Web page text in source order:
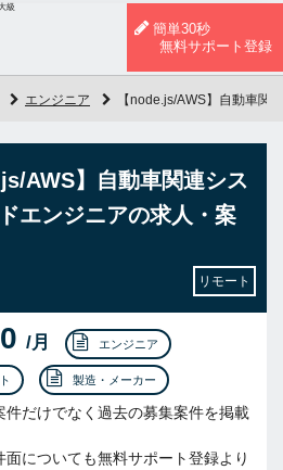
級
簡単30秒
無料サポート登録
エンジニア 【node.js/AWS】自動車関
AWS】自動車関連シス
エンジニアの求人・案
リモート
/月 エンジニア
製造・メーカー
だけでなく過去の募集案件を掲載
についても無料サポート登録より